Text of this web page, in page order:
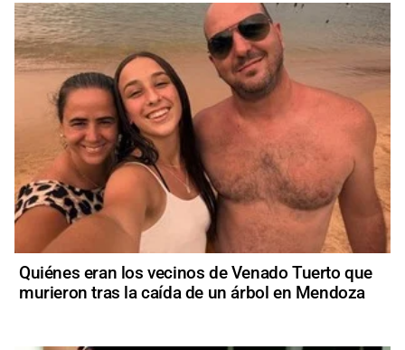
Quiénes eran los vecinos de Venado Tuerto que
murieron tras la caída de un árbol en Mendoza